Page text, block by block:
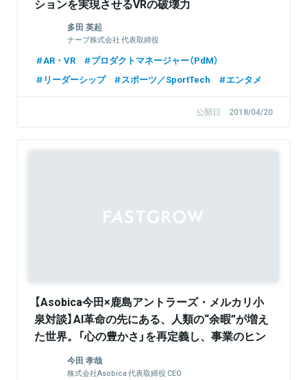
ションを実現させるVRの破壊力
多田 英起
ナーブ株式会社 代表取締役
AR・VR
プロダクトマネージャー（PdM）
リーダーシップ
スポーツ／SportTech エンタメ
公開日 2018/04/20
【Asobica今田×鹿島アントラーズ・メルカリ小
泉対談】AI革命の先にある、人類の“余暇”が増え
た世界。「心の豊かさ」を再定義し、事業のヒン
トに昇華する思考法
今田 孝哉
株式会社Asobica 代表取締役 CEO